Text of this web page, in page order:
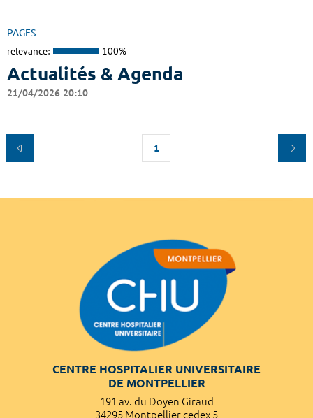
PAGES
relevance: 100%
Actualités & Agenda
21/04/2026 20:10
1
CENTRE HOSPITALIER UNIVERSITAIRE
DE MONTPELLIER
191 av. du Doyen Giraud
34295 Montpellier cedex 5